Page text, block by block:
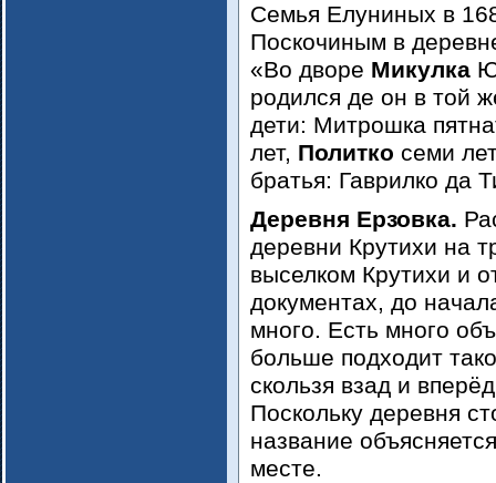
Семья Елуниных в
Поскочиным в
«Во дворе Микулка
родился де он в той
дети: Митрошка
лет, Политко семи
братья: Гаврилко да
Деревня Ерзовка.
деревни Крутихи на
выселком Крутихи и
документах, до
много. Есть много
больше подходит
скользя взад и
Поскольку деревня
название
месте.